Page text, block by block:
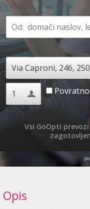
Povratno
Vsi GoOpti prevozi
Opis